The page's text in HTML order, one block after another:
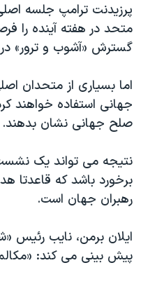
چهل سال گروگان‌گیری
قانون شفافیت دارائی کادر
اسرائیل در جنگ
نرگس محمدی برنده جایزه
صفحه‌های ویژه
سفر پرزیدنت ترامپ به چین
پرزیدنت ترامپ جلسه
متحد در هفته آینده را
گسترش «آشوب و ترور»
اما بسیاری از متحدان
جهانی استفاده خواهند
صلح جهانی نشان بدهند.
نتیجه می تواند یک
برخورد باشد که قاعدتا
رهبران جهان است.
ایلان برمن، نایب رئیس
پیش بینی می کند: